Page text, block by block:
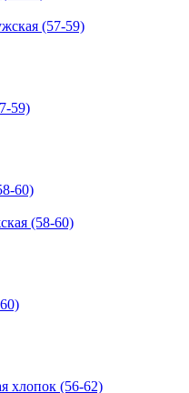
(57-59)
59)
(58-60)